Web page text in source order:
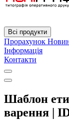
Всі продукти
Прорахунок
Інформація
Контакти
Шаблон
варення |